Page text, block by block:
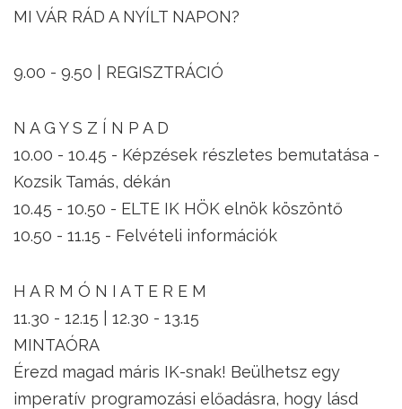
MI VÁR RÁD A NYÍLT NAPON?
9.00 - 9.50 | REGISZTRÁCIÓ
N A G Y S Z Í N P A D
10.00 - 10.45 - Képzések részletes bemutatása -
Kozsik Tamás, dékán
10.45 - 10.50 - ELTE IK HÖK elnök köszöntő
10.50 - 11.15 - Felvételi információk
H A R M Ó N I A T E R E M
11.30 - 12.15 | 12.30 - 13.15
MINTAÓRA
Érezd magad máris IK-snak! Beülhetsz egy
imperatív programozási előadásra, hogy lásd